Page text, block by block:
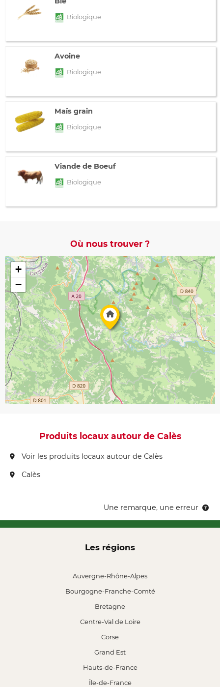
Biologique
Avoine
Biologique
Maïs grain
Biologique
Viande de Boeuf
Biologique
Où nous trouver ?
+
−
Produits locaux autour de Calès
Voir les produits locaux autour de Calès
Calès
Une remarque, une erreur
Les régions
Auvergne-Rhône-Alpes
Bourgogne-Franche-Comté
Bretagne
Centre-Val de Loire
Corse
Grand Est
Hauts-de-France
Île-de-France